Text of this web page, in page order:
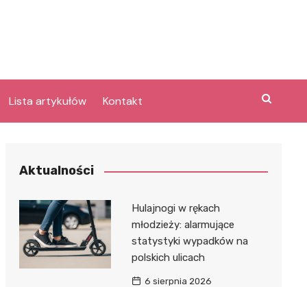
po
Lista artykułów Kontakt
Aktualności
Hulajnogi w rękach
młodzieży: alarmujące
statystyki wypadków na
polskich ulicach
6 sierpnia 2026